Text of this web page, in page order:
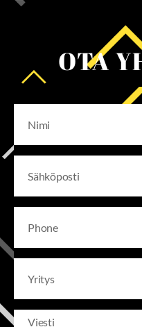
OTA